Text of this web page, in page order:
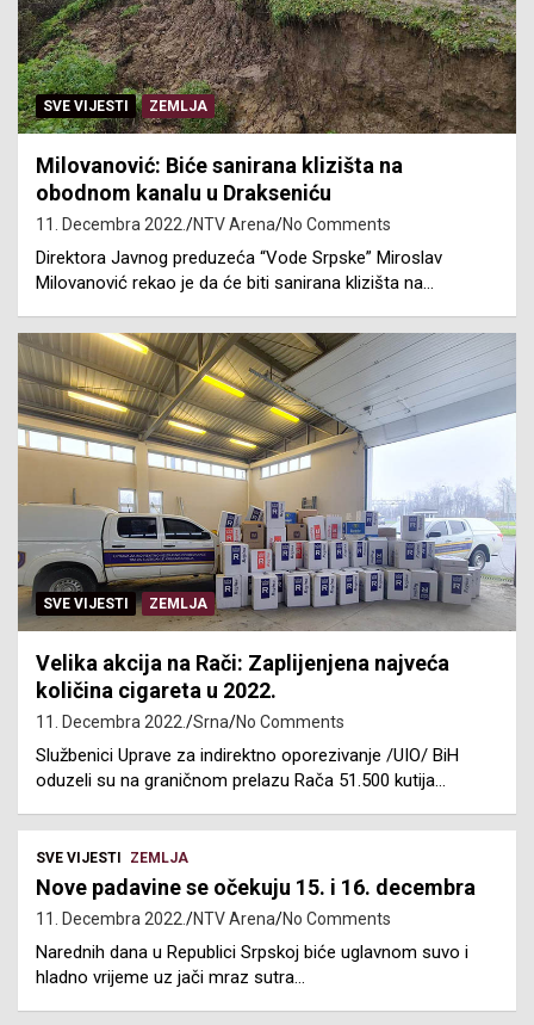
SVE VIJESTI ZEMLJA
Milovanović: Biće sanirana klizišta na
obodnom kanalu u Drakseniću
11. Decembra 2022. NTV Arena No Comments
Direktora Javnog preduzeća “Vode Srpske” Miroslav
Milovanović rekao je da će biti sanirana klizišta na…
SVE VIJESTI ZEMLJA
Velika akcija na Rači: Zaplijenjena najveća
količina cigareta u 2022.
11. Decembra 2022. Srna No Comments
Službenici Uprave za indirektno oporezivanje /UIO/ BiH
oduzeli su na graničnom prelazu Rača 51.500 kutija…
SVE VIJESTI ZEMLJA
Nove padavine se očekuju 15. i 16. decembra
11. Decembra 2022. NTV Arena No Comments
Narednih dana u Republici Srpskoj biće uglavnom suvo i
hladno vrijeme uz jači mraz sutra…